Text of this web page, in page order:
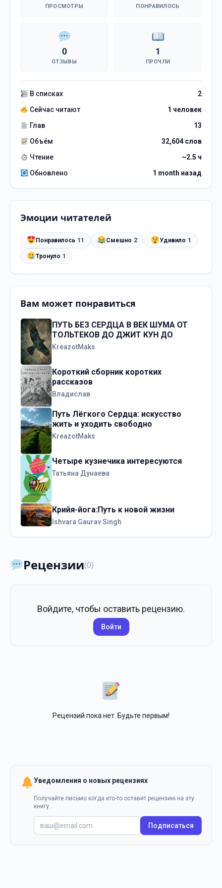
ПРОСМОТРЫ ПОНРАВИЛОСЬ
0
ОТЗЫВЫ
1
ПРОЧЛИ
В списках
2
Сейчас читают
1 человек
Глав
13
Объём
32,604 слов
Чтение
~2.5 ч
Обновлено
1 month назад
Эмоции читателей
Понравилось 11 Смешно 2 Удивило 1
Тронуло 1
Вам может понравиться
ПУТЬ БЕЗ СЕРДЦА В ВЕК ШУМА ОТ
ТОЛЬТЕКОВ ДО ДЖИТ КУН ДО
KreazotMaks
Короткий сборник коротких
рассказов
Владислав
Путь Лёгкого Сердца: искусство
жить и уходить свободно
KreazotMaks
Четыре кузнечика интересуются
Татьяна Дунаева
Крийя-йога:Путь к новой жизни
Ishvara Gaurav Singh
Рецензии(0)
Войдите, чтобы оставить рецензию.
Войти
Рецензий пока нет. Будьте первым!
Уведомления о новых рецензиях
Получайте письмо когда кто-то оставит рецензию на эту
книгу.
Подписаться